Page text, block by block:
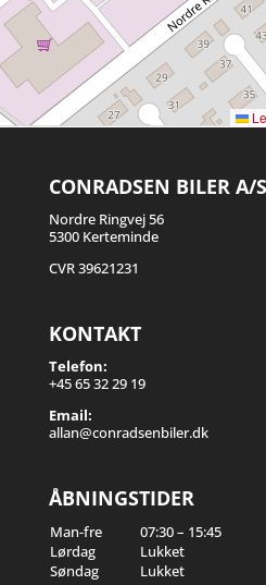
CONRADSEN BILER A/S
Nordre Ringvej 56
5300 Kerteminde
CVR 39621231
KONTAKT
Telefon:
+45 65 32 29 19
Email:
allan@conradsenbiler.dk
ÅBNINGSTIDER
Man-fre
07:30 – 15:45
Lørdag
Lukket
Søndag
Lukket